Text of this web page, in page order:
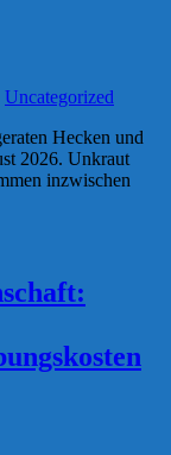
Uncategorized
Hecken und
2026. Unkraut
inzwischen